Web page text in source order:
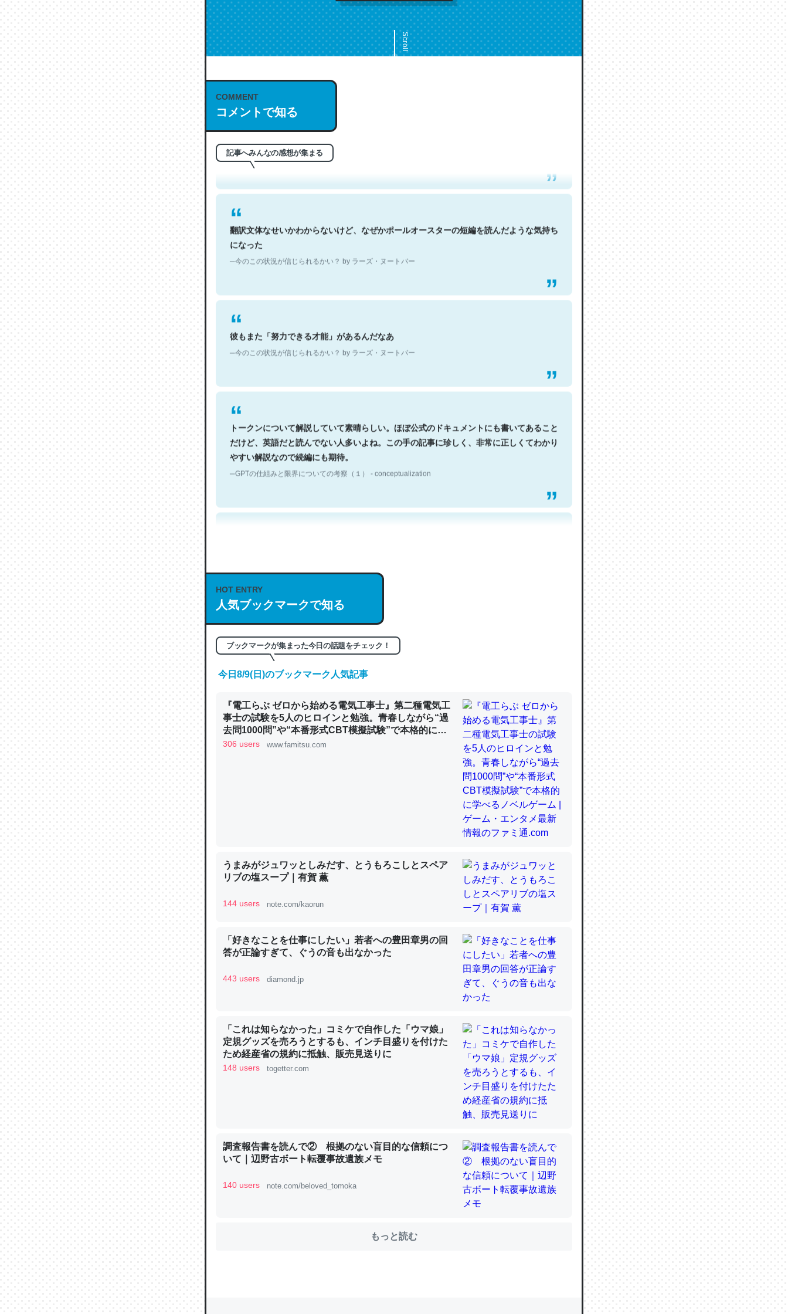
Scroll
COMMENT
コメントで知る
記事へみんなの感想が集まる
これは名文。彼はとてもクレバーなんだろうなと凄く思う。英語少しでも読める人は原文
もお勧め。自分はこの流れ好き。Let’s Fucking Go. Then Covid hit. Shit.
─今のこの状況が信じられるかい？ by ラーズ・ヌートバー
翻訳文体なせいかわからないけど、なぜかポールオースターの短編を読んだような気持ち
になった
─今のこの状況が信じられるかい？ by ラーズ・ヌートバー
彼もまた「努力できる才能」があるんだなあ
─今のこの状況が信じられるかい？ by ラーズ・ヌートバー
トークンについて解説していて素晴らしい。ほぼ公式のドキュメントにも書いてあること
だけど、英語だと読んでない人多いよね。この手の記事に珍しく、非常に正しくてわかり
やすい解説なので続編にも期待。
─GPTの仕組みと限界についての考察（１） - conceptualization
これは良記事。32768トークンだと英語小説100ページ分くらい。小説でいう「ずっと前
の伏線」は回収されないけど、短期記憶というには多い分量。進化すればするほど分かり
やすく強くなりそう
昆虫ってカルシウム少ないのか。知らんかった。調べたらコオロギのカルシウム分はエビ
─ニュース :: 【研究発表】昆虫学の大問題＝「昆虫はなぜ海にいないのか」に関する新仮説
論文では「淡水はカルシウムも酸素も不足してて両方に不利だから両方が拮抗してるので
は」とあって面白い。海にいる鋏角類（カブトガニ・ウミグモ）はカルシウムを使わずキ
チンを強化してる筈だが、酵素が違うのか？
─ニュース :: 【研究発表】昆虫学の大問題＝「昆虫はなぜ海にいないのか」に関する新仮説
これを元に考えるとカルシウムを大量に使う脊椎動物と貝類は苦労してるんだな…。腹足
ウチもEchoを実家に置いて４年。でたまに覗いてる。ぼちぼちRingも置こうかと画策
中。あと、Googleマップで位置情報を共有してる。電池残量や充電中かが分かるのでこ
─たまにLINEするくらいだった遠方の父67歳と僕。ITツール導入でコミュニケーションが劇的に変化し
た｜tayorini by LIFULL介護
きる。一生で親と会える残り時間を日数にすると1週間とかの人が多いそうだけど、それ
HOT ENTRY
人気ブックマークで知る
ブックマークが集まった今日の話題をチェック！
今日8/9(日)のブックマーク人気記事
『電工らぶ ゼロから始める電気工事士』第二種電気工
事士の試験を5人のヒロインと勉強。青春しながら“過
去問1000問”や“本番形式CBT模擬試験”で本格的に学
べるノベルゲーム | ゲーム・エンタメ最新情報のファミ
306 users www.famitsu.com
うまみがジュワッとしみだす、とうもろこしとスペア
リブの塩スープ｜有賀 薫
144 users note.com/kaorun
「好きなことを仕事にしたい」若者への豊田章男の回
答が正論すぎて、ぐうの音も出なかった
443 users diamond.jp
「これは知らなかった」コミケで自作した「ウマ娘」
定規グッズを売ろうとするも、インチ目盛りを付けた
ため経産省の規約に抵触、販売見送りに
148 users togetter.com
調査報告書を読んで② 根拠のない盲目的な信頼につ
いて｜辺野古ボート転覆事故遺族メモ
140 users note.com/beloved_tomoka
もっと読む